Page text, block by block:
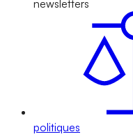
newsletters
politiques